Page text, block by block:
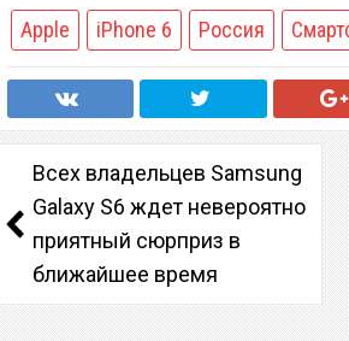
Apple iPhone 6 Россия
Всех владельцев Samsung
Galaxy S6 ждет невероятно
приятный сюрприз в
ближайшее время